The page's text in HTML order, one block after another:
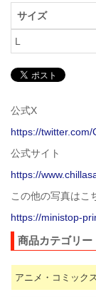
サイズ
L
公式X
https://twitter.com/
公式サイト
https://
この他の写真はこ
https://ministop-
商品カテゴリー
アニメ・コミック